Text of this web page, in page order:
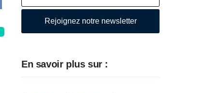
Rejoignez notre newsletter
En savoir plus sur :